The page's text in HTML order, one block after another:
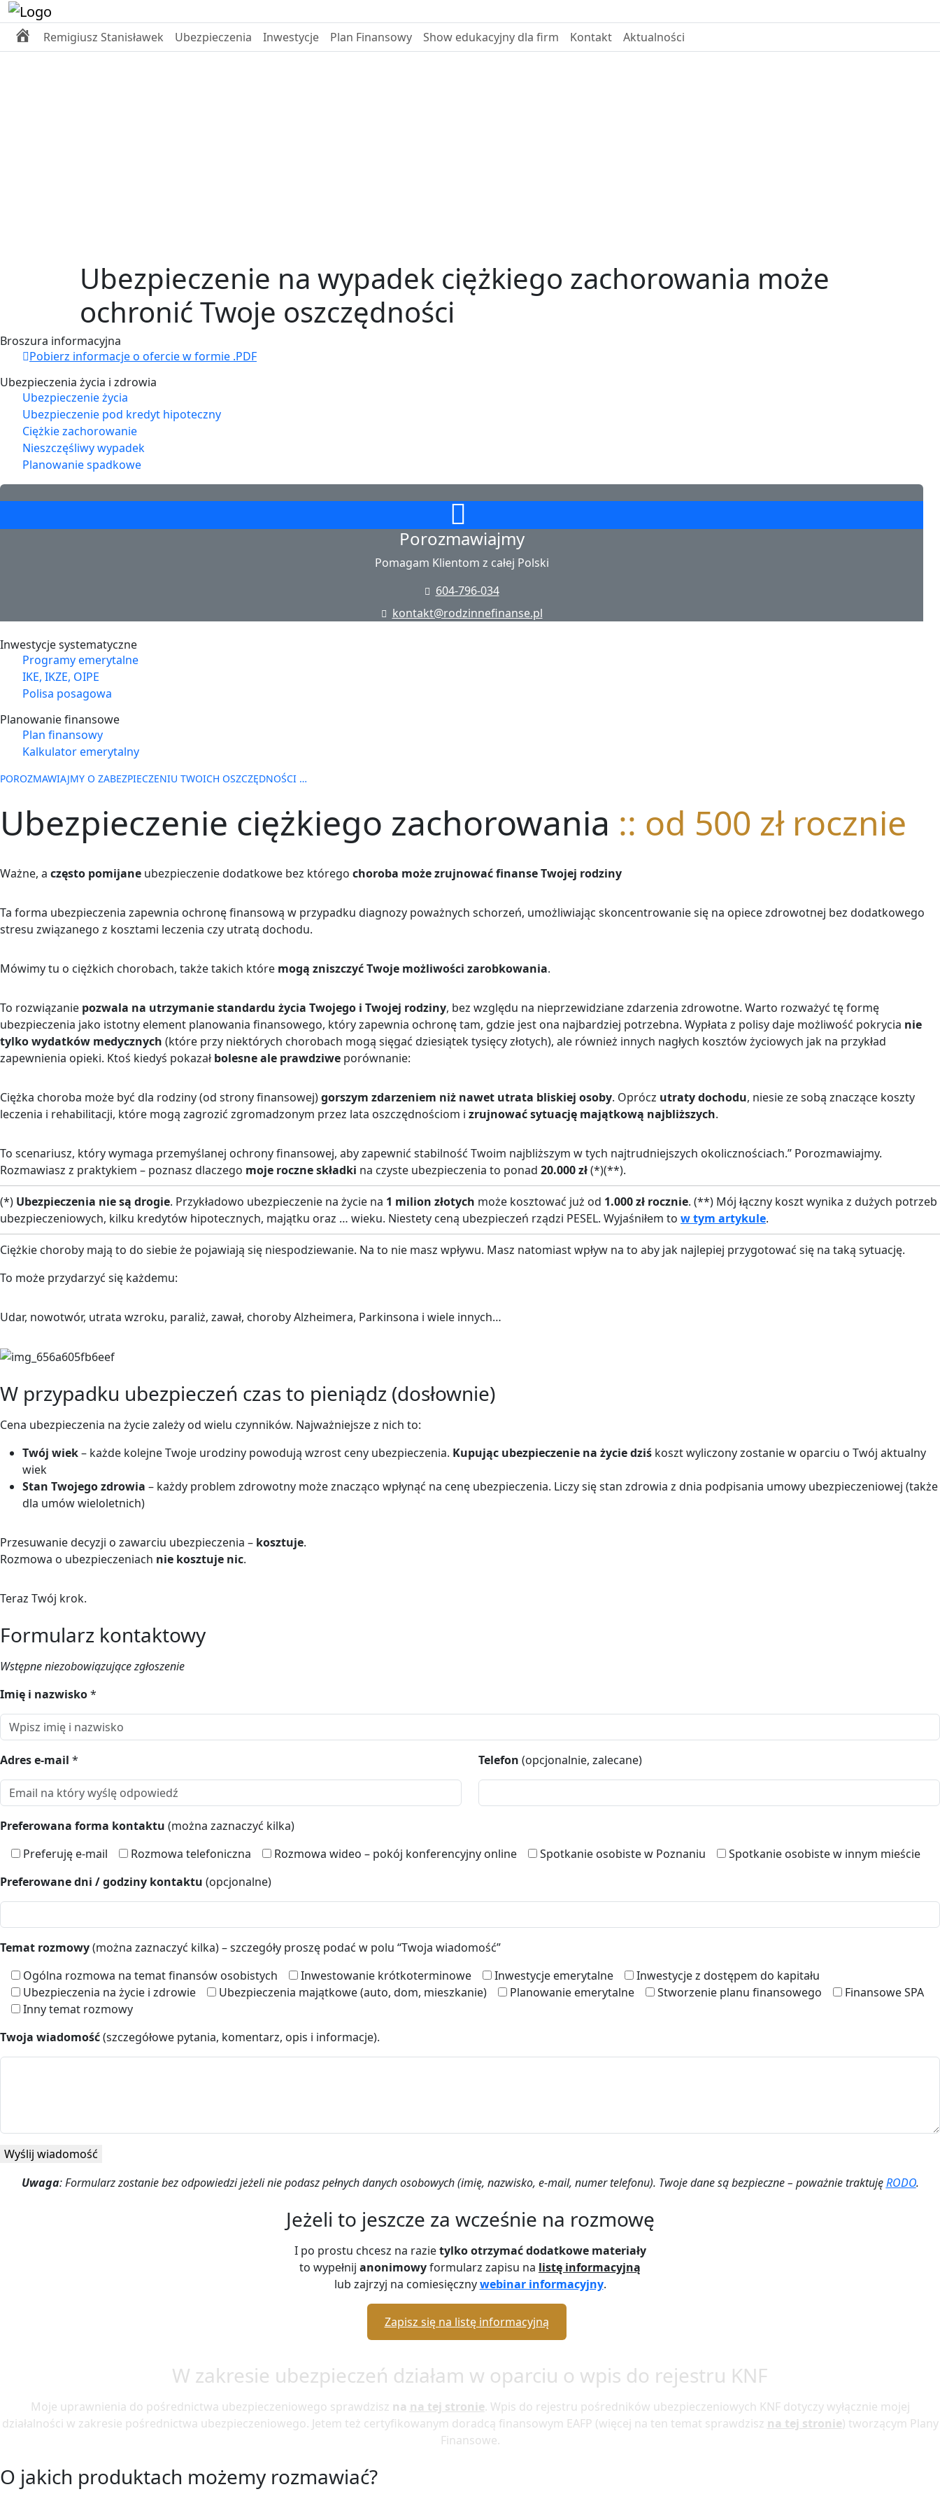
Porozmawiajmy
na
Remigiusz Stanisławek Ubezpieczenia Inwestycje Plan Finansowy Show edukacyjny dla firm Kontakt Aktualności
Ubezpieczenie na wypadek ciężkiego zachorowania może
ochronić Twoje oszczędności
Broszura informacyjna
Pobierz informacje o ofercie w formie .PDF
Ubezpieczenia życia i zdrowia
Ubezpieczenie życia
Ubezpieczenie pod kredyt hipoteczny
Ciężkie zachorowanie
Nieszczęśliwy wypadek
Planowanie spadkowe
Porozmawiajmy
Pomagam Klientom z całej Polski
604-796-034
kontakt@rodzinnefinanse.pl
Inwestycje systematyczne
Programy emerytalne
IKE, IKZE, OIPE
Polisa posagowa
Planowanie finansowe
Plan finansowy
Kalkulator emerytalny
POROZMAWIAJMY O ZABEZPIECZENIU TWOICH OSZCZĘDNOŚCI …
Ubezpieczenie ciężkiego zachorowania :: od 500 zł rocznie
Ważne, a często pomijane ubezpieczenie dodatkowe bez którego choroba może zrujnować finanse Twojej rodziny
Ta forma ubezpieczenia zapewnia ochronę finansową w przypadku diagnozy poważnych schorzeń, umożliwiając skoncentrowanie się na opiece zdrowotnej bez dodatkowego
stresu związanego z kosztami leczenia czy utratą dochodu.
Mówimy tu o ciężkich chorobach, także takich które mogą zniszczyć Twoje możliwości zarobkowania.
To rozwiązanie pozwala na utrzymanie standardu życia Twojego i Twojej rodziny, bez względu na nieprzewidziane zdarzenia zdrowotne. Warto rozważyć tę formę
ubezpieczenia jako istotny element planowania finansowego, który zapewnia ochronę tam, gdzie jest ona najbardziej potrzebna. Wypłata z polisy daje możliwość pokrycia nie
tylko wydatków medycznych (które przy niektórych chorobach mogą sięgać dziesiątek tysięcy złotych), ale również innych nagłych kosztów życiowych jak na przykład
zapewnienia opieki. Ktoś kiedyś pokazał bolesne ale prawdziwe porównanie:
Ciężka choroba może być dla rodziny (od strony finansowej)gorszym zdarzeniem niż nawet utrata bliskiej osoby. Oprócz utraty dochodu, niesie ze sobą znaczące koszty
leczenia i rehabilitacji, które mogą zagrozić zgromadzonym przez lata oszczędnościom i zrujnować sytuację majątkową najbliższych.
To scenariusz, który wymaga przemyślanej ochrony finansowej, aby zapewnić stabilność Twoim najbliższym w tych najtrudniejszych okolicznościach.” Porozmawiajmy.
Rozmawiasz z praktykiem – poznasz dlaczego moje roczne składki na czyste ubezpieczenia to ponad 20.000 zł(*)(**).
(*) Ubezpieczenia nie są drogie. Przykładowo ubezpieczenie na życie na 1 milion złotych może kosztować już od 1.000 zł rocznie. (**) Mój łączny koszt wynika z dużych potrzeb
ubezpieczeniowych, kilku kredytów hipotecznych, majątku oraz … wieku. Niestety ceną ubezpieczeń rządzi PESEL. Wyjaśniłem to w tym artykule.
Ciężkie choroby mają to do siebie że pojawiają się niespodziewanie. Na to nie masz wpływu. Masz natomiast wpływ na to aby jak najlepiej przygotować się na taką sytuację.
To może przydarzyć się każdemu:
Udar, nowotwór, utrata wzroku, paraliż, zawał, choroby Alzheimera, Parkinsona i wiele innych…
W przypadku ubezpieczeń czas to pieniądz (dosłownie)
Cena ubezpieczenia na życie zależy od wielu czynników. Najważniejsze z nich to:
Twój wiek– każde kolejne Twoje urodziny powodują wzrost ceny ubezpieczenia. Kupując ubezpieczenie na życie dziś koszt wyliczony zostanie w oparciu o Twój aktualny
wiek
Stan Twojego zdrowia – każdy problem zdrowotny może znacząco wpłynąć na cenę ubezpieczenia. Liczy się stan zdrowia z dnia podpisania umowy ubezpieczeniowej (także
dla umów wieloletnich)
Przesuwanie decyzji o zawarciu ubezpieczenia – kosztuje.
Rozmowa o ubezpieczeniach nie kosztuje nic.
Teraz Twój krok.
Formularz kontaktowy
Wstępne niezobowiązujące zgłoszenie
Imię i nazwisko*
Adres e-mail * Telefon (opcjonalnie, zalecane)
Preferowana forma kontaktu (można zaznaczyć kilka)
Preferuję e-mail
Rozmowa telefoniczna Rozmowa wideo – pokój konferencyjny online Spotkanie osobiste w Poznaniu
Spotkanie osobiste w innym mieście
Preferowane dni / godziny kontaktu (opcjonalne)
Temat rozmowy(można zaznaczyć kilka) – szczegóły proszę podać w polu “Twoja wiadomość”
Ogólna rozmowa na temat finansów osobistych
Inwestowanie krótkoterminowe Inwestycje emerytalne
Inwestycje z dostępem do kapitału
Ubezpieczenia na życie i zdrowie
Ubezpieczenia majątkowe (auto, dom, mieszkanie) Planowanie emerytalne Stworzenie planu finansowego
Finansowe SPA
Inny temat rozmowy
Twoja wiadomość(szczegółowe pytania, komentarz, opis i informacje).
Uwaga: Formularz zostanie bez odpowiedzi jeżeli nie podasz pełnych danych osobowych (imię, nazwisko, e-mail, numer telefonu). Twoje dane są bezpieczne – poważnie traktujęRODO.
Jeżeli to jeszcze za wcześnie na rozmowę
I po prostu chcesz na razietylko otrzymać dodatkowe materiały
to wypełnij anonimowyformularz zapisu na listę informacyjną
lub zajrzyj na comiesięcznywebinar informacyjny.
Zapisz się na listę informacyjną
W zakresie ubezpieczeń działam w oparciu o wpis do rejestru KNF
Moje uprawnienia do pośrednictwa ubezpieczeniowego sprawdzisz na na tej stronie. Wpis do rejestru pośredników ubezpieczeniowych KNF dotyczy wyłącznie mojej
działalności w zakresie pośrednictwa ubezpieczeniowego. Jetem też certyfikowanym doradcą finansowym EAFP (więcej na ten temat sprawdzisz na tej stronie) tworzącym Plany
Finansowe.
O jakich produktach możemy rozmawiać?